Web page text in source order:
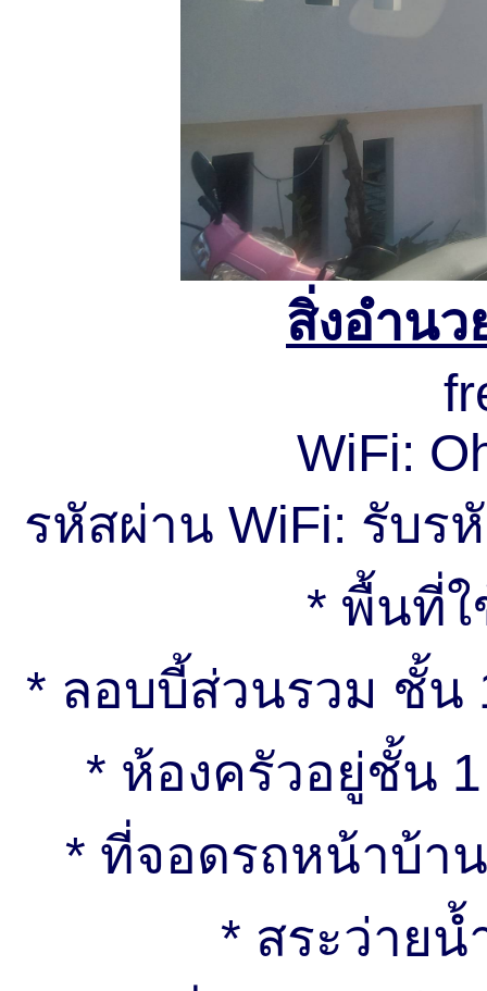
สิ่งอำน
WiFi:
รหัสผ่าน WiFi: รับร
* พื้นที่
* ลอบบี้ส่วนรวม ชั้น
* ห้องครัวอยู่ชั้น
* ที่จอดรถหน้าบ้า
* สระว่ายน้